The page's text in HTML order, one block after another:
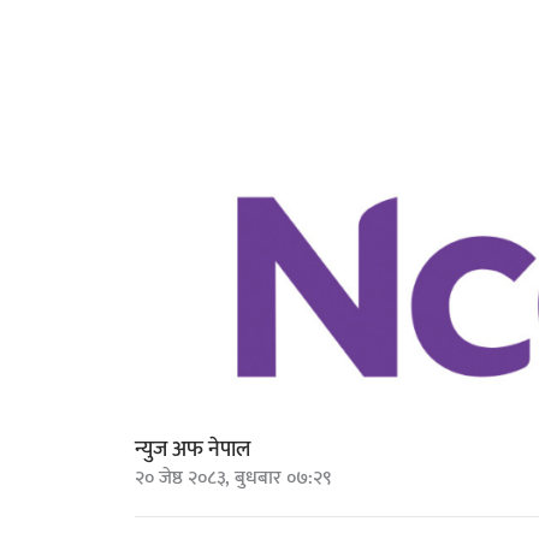
न्युज अफ नेपाल
२० जेष्ठ २०८३, बुधबार ०७:२९